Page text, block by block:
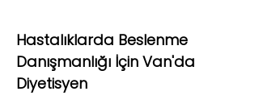
Hastalıklarda Beslenme
Danışmanlığı İçin Van'da
Diyetisyen